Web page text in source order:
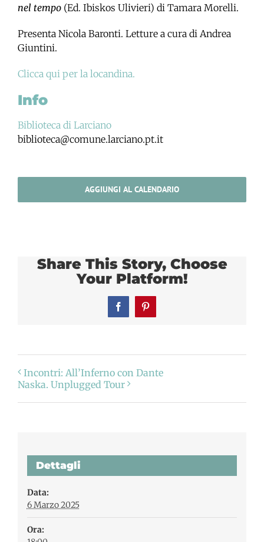
nel tempo (Ed. Ibiskos Ulivieri) di Tamara Morelli.
Presenta Nicola Baronti. Letture a cura di Andrea
Giuntini.
Clicca qui per la locandina.
Info
Biblioteca di Larciano
biblioteca@comune.larciano.pt.it
AGGIUNGI AL CALENDARIO
Share This Story, Choose
Your Platform!
FacebookPinterest
Incontri: All’Inferno con Dante
Naska. Unplugged Tour
Dettagli
Data:
6 Marzo 2025
Ora: